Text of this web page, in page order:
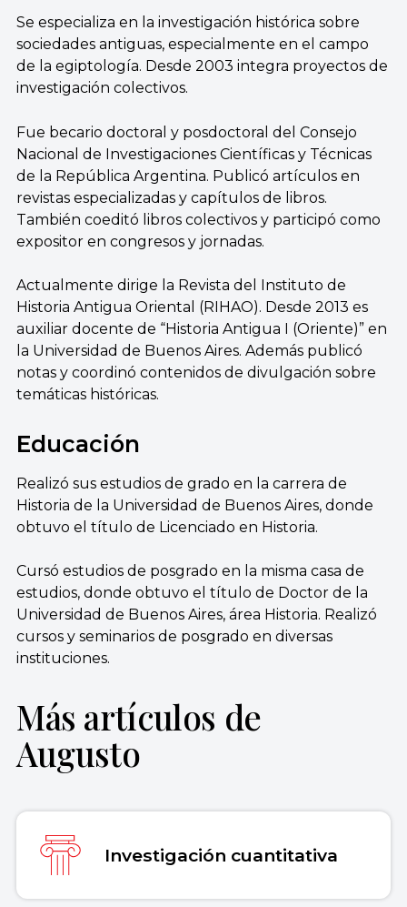
Se especializa en la investigación histórica sobre
sociedades antiguas, especialmente en el campo
de la egiptología. Desde 2003 integra proyectos de
investigación colectivos.
Fue becario doctoral y posdoctoral del Consejo
Nacional de Investigaciones Científicas y Técnicas
de la República Argentina. Publicó artículos en
revistas especializadas y capítulos de libros.
También coeditó libros colectivos y participó como
expositor en congresos y jornadas.
Actualmente dirige la Revista del Instituto de
Historia Antigua Oriental (RIHAO). Desde 2013 es
auxiliar docente de “Historia Antigua I (Oriente)” en
la Universidad de Buenos Aires. Además publicó
notas y coordinó contenidos de divulgación sobre
temáticas históricas.
Educación
Realizó sus estudios de grado en la carrera de
Historia de la Universidad de Buenos Aires, donde
obtuvo el título de Licenciado en Historia.
Cursó estudios de posgrado en la misma casa de
estudios, donde obtuvo el título de Doctor de la
Universidad de Buenos Aires, área Historia. Realizó
cursos y seminarios de posgrado en diversas
instituciones.
Más artículos de
Augusto
Investigación cuantitativa